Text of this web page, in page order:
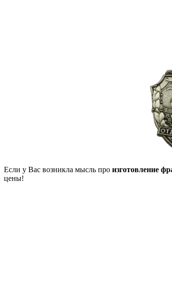
Если у Вас возникла мысль про изготовление
цены!